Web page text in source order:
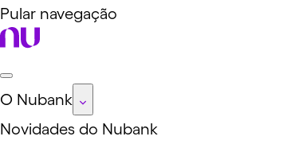
Pular navegação
O Nubank
Novidades do Nubank